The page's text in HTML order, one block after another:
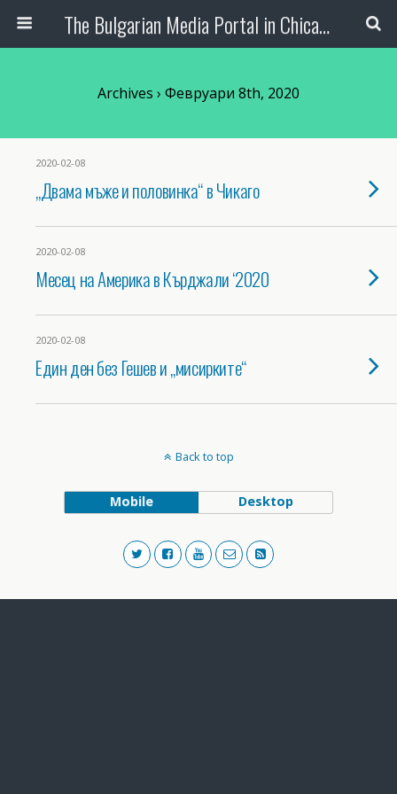
The Bulgarian Media Portal in Chicago
Archives › Февруари 8th, 2020
2020-02-08
„Двама мъже и половинка“ в Чикаго
2020-02-08
Месец на Америка в Кърджали ‘2020
2020-02-08
Един ден без Гешев и „мисирките“
Back to top
Mobile Desktop